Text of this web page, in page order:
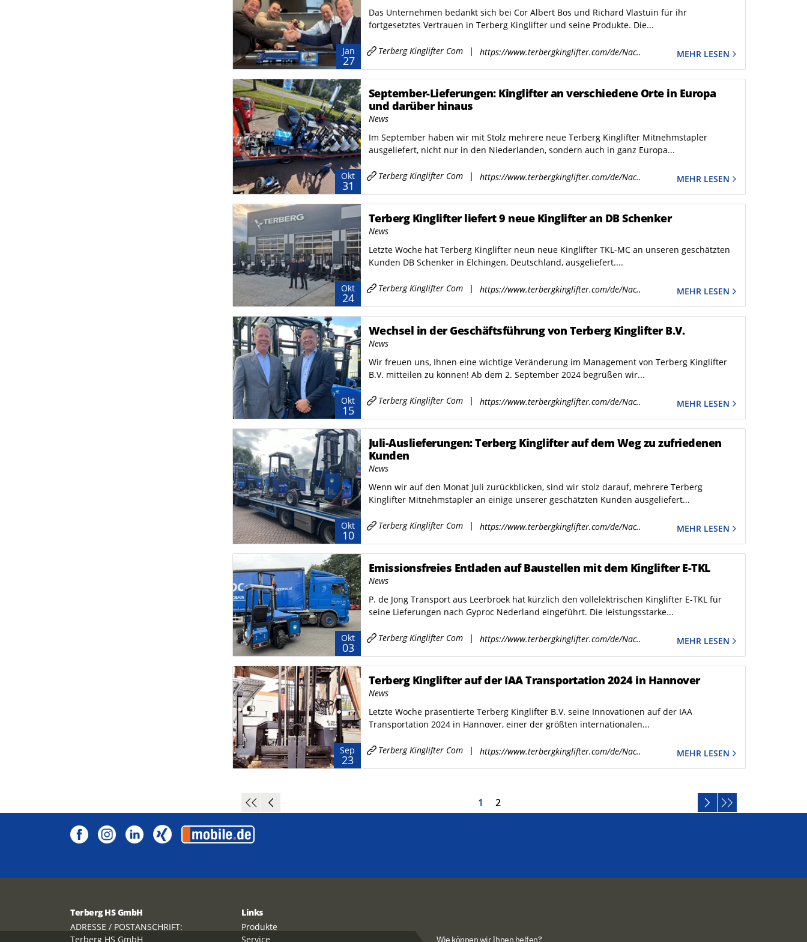
Jan
27
Das Unternehmen bedankt sich bei Cor Albert Bos und Richard Vlastuin für ihr
fortgesetztes Vertrauen in Terberg Kinglifter und seine Produkte. Die...
Terberg Kinglifter Com | https://www.terbergkinglifter.com/de/Nac.. MEHR LESEN
Okt
31
September-Lieferungen: Kinglifter an verschiedene Orte in Europa
und darüber hinaus
News
Im September haben wir mit Stolz mehrere neue Terberg Kinglifter Mitnehmstapler
ausgeliefert, nicht nur in den Niederlanden, sondern auch in ganz Europa...
Terberg Kinglifter Com | https://www.terbergkinglifter.com/de/Nac.. MEHR LESEN
Okt
24
Terberg Kinglifter liefert 9 neue Kinglifter an DB Schenker
News
Letzte Woche hat Terberg Kinglifter neun neue Kinglifter TKL-MC an unseren geschätzten
Kunden DB Schenker in Elchingen, Deutschland, ausgeliefert....
Terberg Kinglifter Com | https://www.terbergkinglifter.com/de/Nac.. MEHR LESEN
Okt
15
Wechsel in der Geschäftsführung von Terberg Kinglifter B.V.
News
Wir freuen uns, Ihnen eine wichtige Veränderung im Management von Terberg Kinglifter
B.V. mitteilen zu können! Ab dem 2. September 2024 begrüßen wir...
Terberg Kinglifter Com | https://www.terbergkinglifter.com/de/Nac.. MEHR LESEN
Okt
10
Juli-Auslieferungen: Terberg Kinglifter auf dem Weg zu zufriedenen
Kunden
News
Wenn wir auf den Monat Juli zurückblicken, sind wir stolz darauf, mehrere Terberg
Kinglifter Mitnehmstapler an einige unserer geschätzten Kunden ausgeliefert...
Terberg Kinglifter Com | https://www.terbergkinglifter.com/de/Nac.. MEHR LESEN
Okt
03
Emissionsfreies Entladen auf Baustellen mit dem Kinglifter E-TKL
News
P. de Jong Transport aus Leerbroek hat kürzlich den vollelektrischen Kinglifter E-TKL für
seine Lieferungen nach Gyproc Nederland eingeführt. Die leistungsstarke...
Terberg Kinglifter Com | https://www.terbergkinglifter.com/de/Nac.. MEHR LESEN
Sep
23
Terberg Kinglifter auf der IAA Transportation 2024 in Hannover
News
Letzte Woche präsentierte Terberg Kinglifter B.V. seine Innovationen auf der IAA
Transportation 2024 in Hannover, einer der größten internationalen...
Terberg Kinglifter Com | https://www.terbergkinglifter.com/de/Nac.. MEHR LESEN
1 2
Terberg HS GmbH
ADRESSE / POSTANSCHRIFT:
Terberg HS GmbH
Links
Produkte
Service
Wie können wir Ihnen helfen?